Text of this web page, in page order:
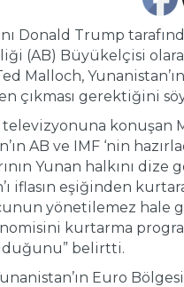
Donald Trump
(AB) Büyükelçisi
Malloch,
çıkması gerektiğini
televizyonuna konuşan
AB ve IMF ‘nin
Yunan halkını dize
iflasın eşiğinden
yönetilemez hale
kurtarma
belirtti.
Euro